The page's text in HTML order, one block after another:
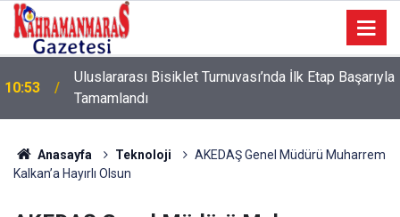
10:09 Sonumuz Yakın mı?
Anasayfa Teknoloji
AKEDAŞ Genel Müdürü Muharrem
Kalkan’a Hayırlı Olsun